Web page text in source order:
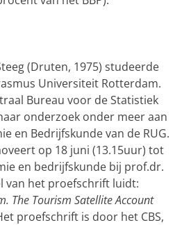
(Druten, 1975) studeerde
Universiteit Rotterdam.
Bureau voor de Statistiek
onderzoek onder meer aan
en Bedrijfskunde van de RUG.
op 18 juni (13.15uur) tot
en bedrijfskunde bij prof.dr.
van het proefschrift luidt:
The Tourism Satellite Account
proefschrift is door het CBS,